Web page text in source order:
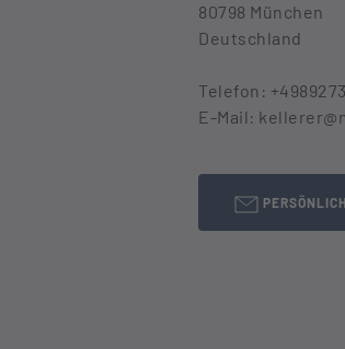
80798 München
Deutschland
Telefon:
E-Mail: